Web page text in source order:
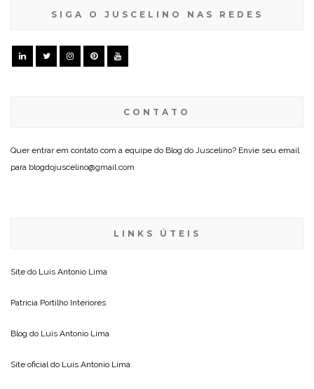
SIGA O JUSCELINO NAS REDES
CONTATO
Quer entrar em contato com a equipe do Blog do Juscelino? Envie seu email
para blogdojuscelino@gmail.com
LINKS ÚTEIS
Site do Luis Antonio Lima
Patricia Portilho Interiores
Blog do Luis Antonio Lima
Site oficial do Luis Antonio Lima